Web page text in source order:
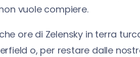
vuole compiere.
ore di Zelensky in terra
o, per restare dalle